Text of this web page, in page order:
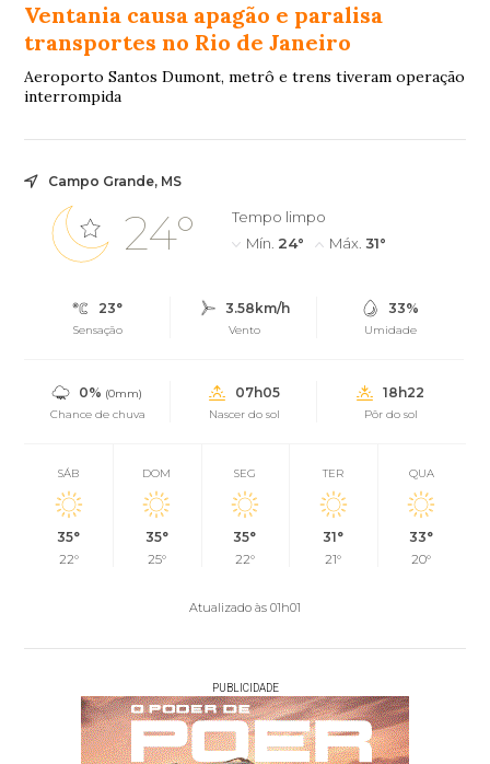
Ventania causa apagão e paralisa
transportes no Rio de Janeiro
Aeroporto Santos Dumont, metrô e trens tiveram operação
interrompida
Campo Grande, MS
24°
Tempo limpo
Mín. 24° Máx. 31°
23°
Sensação
3.58km/h
Vento
33%
Umidade
0% (0mm)
Chance de chuva
07h05
Nascer do sol
18h22
Pôr do sol
SÁB
35°
22°
DOM
35°
25°
SEG
35°
22°
TER
31°
21°
QUA
33°
20°
Atualizado às 01h01
PUBLICIDADE